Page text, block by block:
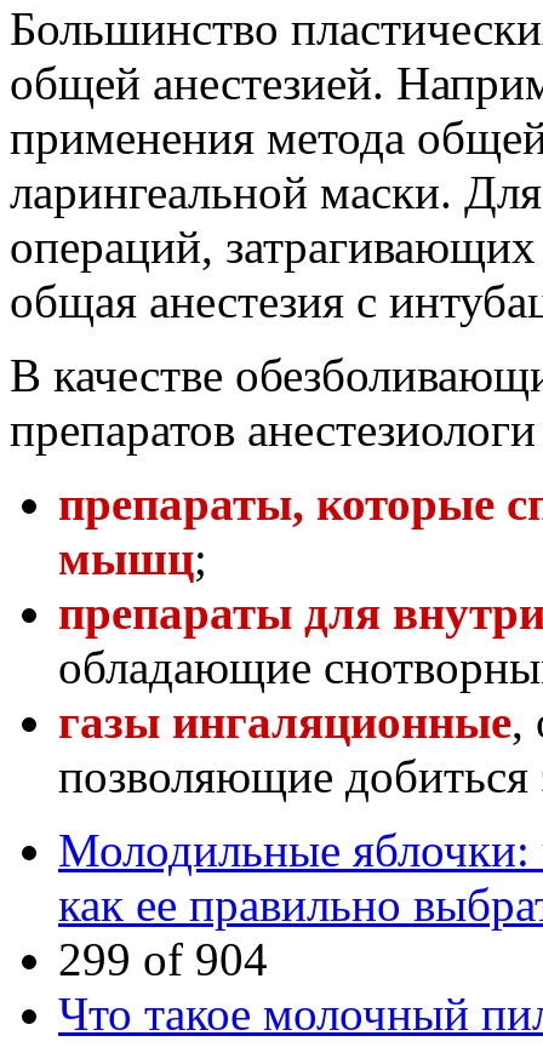
Большинство
общей анестезией.
применения метода
ларингеальной маски.
операций,
общая анестезия с
В качестве
препаратов
препараты, которые
мышц;
препараты для
обладающие
газы ингаляционные,
позволяющие добиться
Молодильные яблочки:
как ее правильно
299 of 904
Что такое молочный